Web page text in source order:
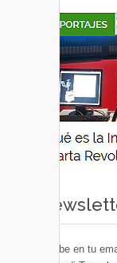
Recibe en tu